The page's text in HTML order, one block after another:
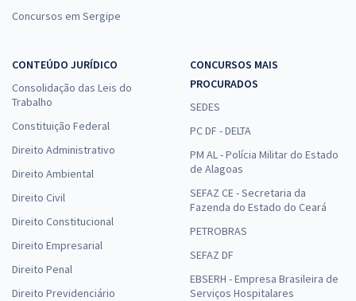
Concursos em Sergipe
CONTEÚDO JURÍDICO
Consolidação das Leis do
Trabalho
Constituição Federal
Direito Administrativo
Direito Ambiental
Direito Civil
Direito Constitucional
Direito Empresarial
Direito Penal
Direito Previdenciário
CONCURSOS MAIS
PROCURADOS
SEDES
PC DF - DELTA
PM AL - Polícia Militar do Estado
de Alagoas
SEFAZ CE - Secretaria da
Fazenda do Estado do Ceará
PETROBRAS
SEFAZ DF
EBSERH - Empresa Brasileira de
Serviços Hospitalares